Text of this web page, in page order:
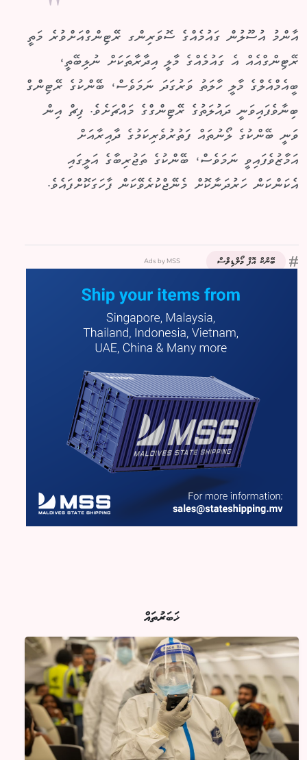
އާންމު އުސޫލުން ގައުމެއްގެ ސޮވަރިންގ ރޭޓިންގްއަށްވުރެ މަތީ
ރޭޓިންގްއެއް އެ ގައުމެއްގެ މާލީ އިދާރާތަކަށް ނުލިބޭތީ،
ބީއެމްއެލްގެ މާލީ ހާލަތު ވަރުގަދަ ނަމަވެސް، ބޭންކުގެ ރޭޓިންގް
ބިނާވެފައިވަނީ ދައުލަތުގެ ރޭޓިންގްގެ މައްޗަށެވެ. ފިޗް އިން
ވަނީ ބޭންކުގެ ލޯނުތައް ފަތުރުވެރިކަމުގެ ދާއިރާއަށް
އަމާޒުވެފައިވީ ނަމަވެސް، ބޭންކުގެ ތަޖުރިބާގެ އަލީގައި
އެކަންކަން ހަރުދަނާކޮށް މެނޭޖްކުރެވޭކަން ފާހަގަކޮށްފައެވެ.
ބޭންކް އޮފް މޯލްޑިވްސް Ads by MSS
ޚަބަރުތައް